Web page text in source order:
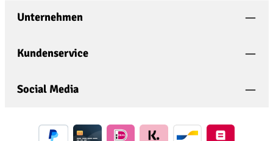
Ich habe die
bin mit ihnen einverstanden.
Die mit einem Stern (*) markierten Felder sind
Unternehmen
Kundenservice
Social Media